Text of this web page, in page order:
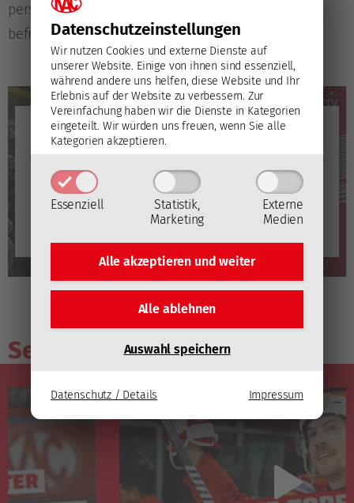
Datenschutz­einstellungen
Wir nutzen Cookies und externe Dienste auf
unserer Website. Einige von ihnen sind essenziell,
während andere uns helfen, diese Website und Ihr
Erlebnis auf der Website zu verbessern. Zur
Vereinfachung haben wir die Dienste in Kategorien
eingeteilt. Wir würden uns freuen, wenn Sie alle
Kategorien akzeptieren.
Essenziell
Statistik,
Marketing
Externe
Medien
Alle akzeptieren undweiter
Alle ablehnen
Auswahl speichern
Datenschutz / Details Impressum
persönlichen Highlights der bisherigen Playoffs zu
befragen.
YouTube
Mit dem Laden des Videos akzeptieren Sie die
Datenschutzerklärung von YouTube(Öffnet in neuem
Fenster)
Video laden
YouTube immer automatisch laden
Sendungsarchiv